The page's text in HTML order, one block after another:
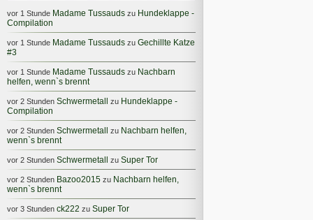
vor 1 Stunde Madame Tussauds zu Hundeklappe -
Compilation
vor 1 Stunde Madame Tussauds zu Gechillte Katze
#3
vor 1 Stunde Madame Tussauds zu Nachbarn
helfen, wenn`s brennt
vor 2 Stunden Schwermetall zu Hundeklappe -
Compilation
vor 2 Stunden Schwermetall zu Nachbarn helfen,
wenn`s brennt
vor 2 Stunden Schwermetall zu Super Tor
vor 2 Stunden Bazoo2015 zu Nachbarn helfen,
wenn`s brennt
vor 3 Stunden ck222 zu Super Tor